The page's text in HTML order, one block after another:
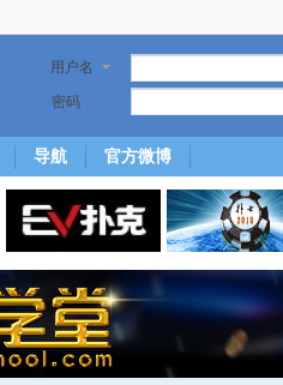
用户名
密码
导航 官方微博